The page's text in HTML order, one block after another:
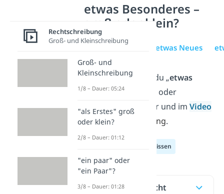
etwas Besonderes –
groß oder klein?
etwas anderes etwas Neues
Du fragst dich, ob du „etwas
Besonderes
“ groß- oder
kleinschreibst? Hier und imVideo
findest du die Lösung.
Deutsch Allgemeinwissen
Inhaltsübersicht
Rechtschreibung
Groß- und Kleinschreibung
Groß- und
Kleinschreibung
1/8 – Dauer: 05:24
"als Erstes" groß
oder klein?
2/8 – Dauer: 01:12
"ein paar" oder
"ein Paar"?
3/8 – Dauer: 01:28